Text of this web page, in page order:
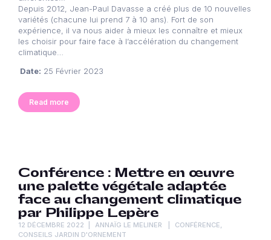
Depuis 2012, Jean-Paul Davasse a créé plus de 10 nouvelles
variétés (chacune lui prend 7 à 10 ans). Fort de son
expérience, il va nous aider à mieux les connaître et mieux
les choisir pour faire face à l’accélération du changement
climatique…
Date: 25 Février 2023
Read more
Conférence : Mettre en œuvre
une palette végétale adaptée
face au changement climatique
par Philippe Lepère
12 DÉCEMBRE 2022 ANNAÏG LE MELINER CONFÉRENCE,
CONSEILS JARDIN D'ORNEMENT